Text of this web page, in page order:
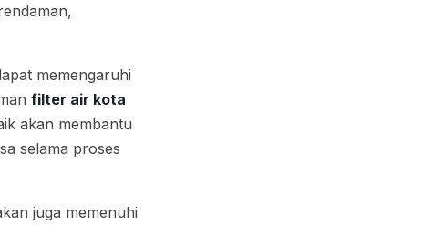
memengaruhi
filter air kota
akan membantu
selama proses
juga memenuhi